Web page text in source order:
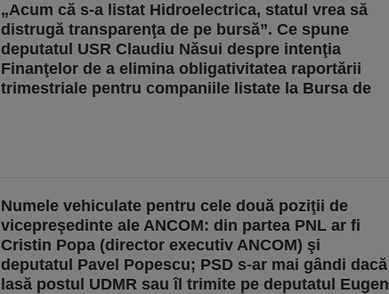
„Acum că s-a listat Hidroelectrica, statul vrea să
distrugă transparenţa de pe bursă”. Ce spune
deputatul USR Claudiu Năsui despre intenţia
Finanţelor de a elimina obligativitatea raportării
trimestriale pentru companiile listate la Bursa de
Numele vehiculate pentru cele două poziţii de
vicepreşedinte ale ANCOM: din partea PNL ar fi
Cristin Popa (director executiv ANCOM) şi
deputatul Pavel Popescu; PSD s-ar mai gândi dacă
lasă postul UDMR sau îl trimite pe deputatul Eugen